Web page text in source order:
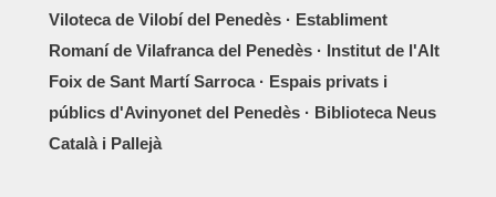
Viloteca de Vilobí del Penedès · Establiment
Romaní de Vilafranca del Penedès · Institut de l'Alt
Foix de Sant Martí Sarroca · Espais privats i
públics d'Avinyonet del Penedès · Biblioteca Neus
Català i Pallejà